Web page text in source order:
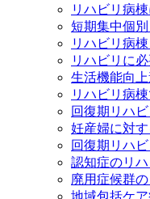
リハビリ病
短期集中個
リハビリ病
リハビリに
生活機能向
リハビリ病
回復期リハ
妊産婦に対
回復期リハ
認知症のリ
廃用症候群
地域包括ケ